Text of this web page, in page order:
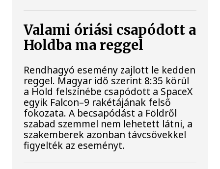
Valami óriási csapódott a
Holdba ma reggel
Rendhagyó esemény zajlott le kedden
reggel. Magyar idő szerint 8:35 körül
a Hold felszínébe csapódott a SpaceX
egyik Falcon–9 rakétájának felső
fokozata. A becsapódást a Földről
szabad szemmel nem lehetett látni, a
szakemberek azonban távcsövekkel
figyelték az eseményt.